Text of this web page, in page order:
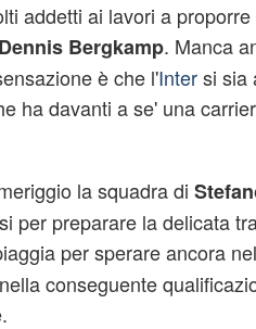
addetti ai lavori a
Dennis Bergkamp. Manca
è che l'Intersi sia
ha davanti a se' una
la squadra di
per preparare la delicata
per sperare ancora
conseguente